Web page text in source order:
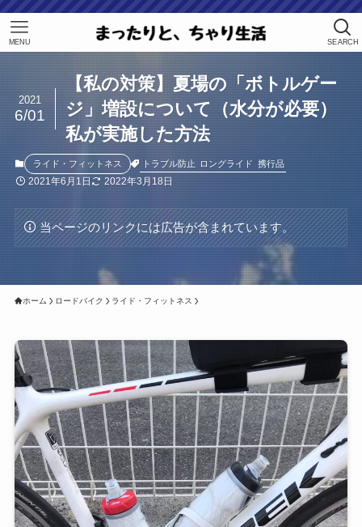
SEARCH
MENU
【私の対策】夏場の「ボトルゲー
ジ」増設について（水分が必要）
私が実施した方法
2021
6/01
ライド・フィットネス トラブル防止 ロングライド 携行品
2021年6月1日 2022年3月18日
当ページのリンクには広告が含まれています。
ホーム ロードバイク ライド・フィットネス